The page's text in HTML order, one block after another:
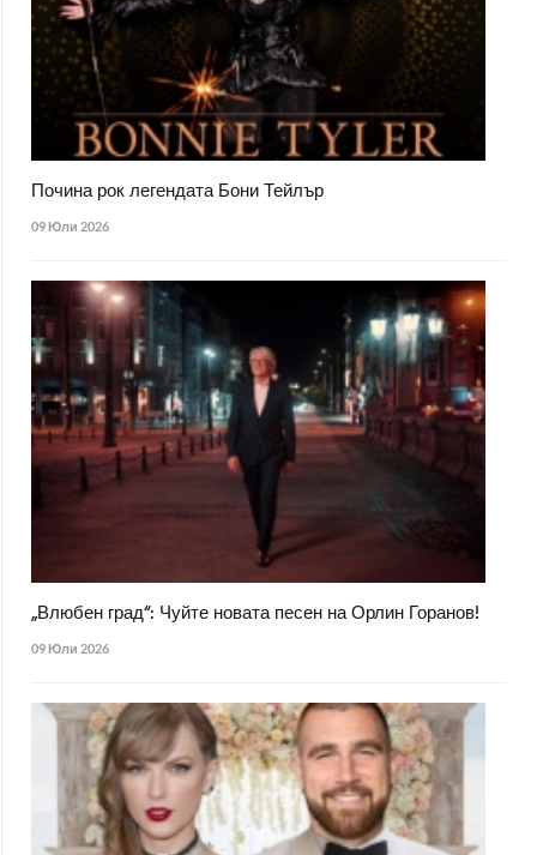
Почина рок легендата Бони Тейлър
09 Юли 2026
„Влюбен град“: Чуйте новата песен на Орлин Горанов!
09 Юли 2026